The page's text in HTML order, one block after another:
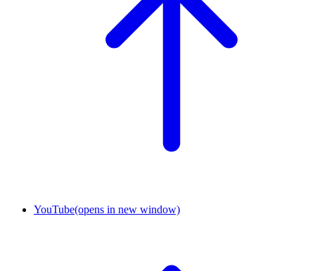
YouTube(opens in new window)